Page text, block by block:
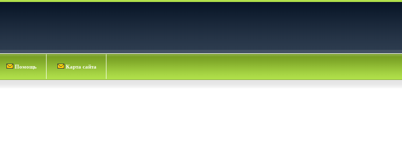
Помощь Карта сайта